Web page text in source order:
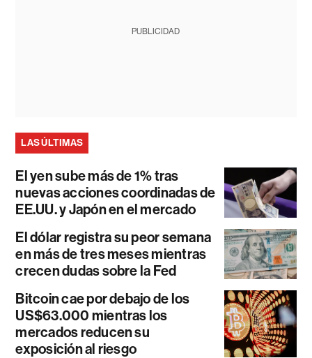
PUBLICIDAD
LAS ÚLTIMAS
El yen sube más de 1% tras
nuevas acciones coordinadas de
EE.UU. y Japón en el mercado
El dólar registra su peor semana
en más de tres meses mientras
crecen dudas sobre la Fed
Bitcoin cae por debajo de los
US$63.000 mientras los
mercados reducen su
exposición al riesgo